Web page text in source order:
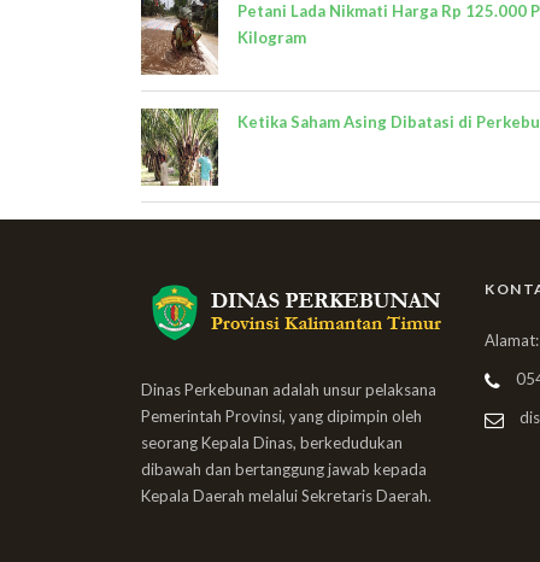
Petani Lada Nikmati Harga Rp 125.000
Kilogram
Ketika Saham Asing Dibatasi di
Dinas Perkebunan adalah unsur pelaksana
Pemerintah Provinsi, yang dipimpin oleh
seorang Kepala Dinas, berkedudukan
dibawah dan bertanggung jawab kepada
Kepala Daerah melalui Sekretaris Daerah.